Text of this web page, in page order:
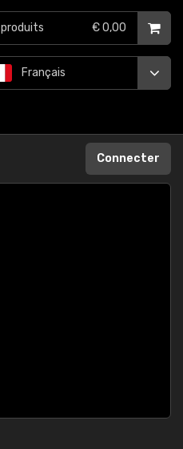
Français
produits € 0,00
Connecter